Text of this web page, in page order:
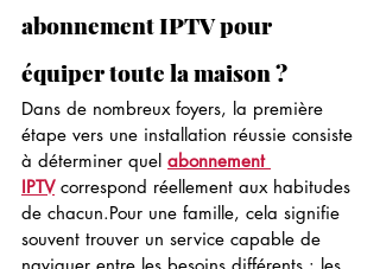
abonnement IPTV pour
équiper toute la maison ?
Dans de nombreux foyers, la première
étape vers une installation réussie consiste
à déterminer quel abonnement
IPTV correspond réellement aux habitudes
de chacun.Pour une famille, cela signifie
souvent trouver un service capable de
naviguer entre les besoins différents : les